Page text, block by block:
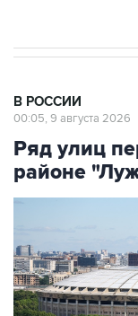
В РОССИИ
00:05, 9 августа 2026
Ряд улиц
районе